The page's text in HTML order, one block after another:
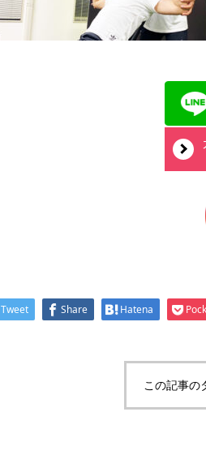
Tweet Share Hatena
この記事の